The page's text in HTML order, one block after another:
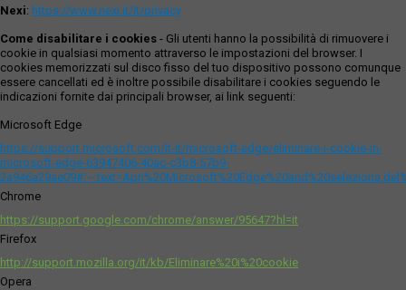
Nexi: https://www.nexi.it/it/privacy
Come disabilitare i cookies - Gli utenti hanno la possibilità di rimuovere i
cookie in qualsiasi momento attraverso le impostazioni del browser. I
cookies memorizzati sul disco fisso del tuo dispositivo possono comunque
essere cancellati ed è inoltre possibile disabilitare i cookies seguendo le
indicazioni fornite dai principali browser, ai link seguenti:
Microsoft Edge
https://support.microsoft.com/it-it/microsoft-edge/eliminare-i-cookie-in-
microsoft-edge-63947406-40ac-c3b8-57b9-
Chrome
https://support.google.com/chrome/answer/95647?hl=it
Firefox
http://support.mozilla.org/it/kb/Eliminare%20i%20cookie
Opera